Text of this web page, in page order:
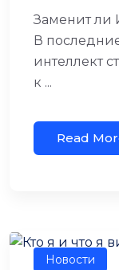
Заменит ли
В
интеллект
к ...
Read
Новости